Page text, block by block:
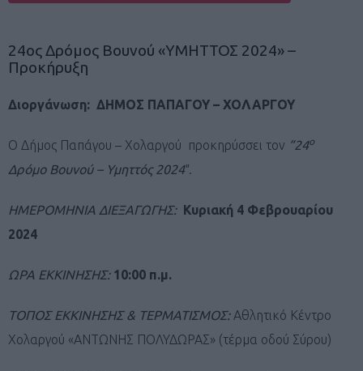
24ος Δρόμος Βουνού «ΥΜΗΤΤΟΣ 2024» –
Προκήρυξη
Διοργάνωση: ΔΗΜΟΣ ΠΑΠΑΓΟΥ – ΧΟΛΑΡΓΟΥ
Ο Δήμος Παπάγου – Χολαργού προκηρύσσει τον “24ο
Δρόμο Βουνού – Υμηττός 2024″.
ΗΜΕΡΟΜΗΝΙΑ ΔΙΕΞΑΓΩΓΗΣ: Κυριακή 4 Φεβρουαρίου
2024
ΩΡΑ ΕΚΚΙΝΗΣΗΣ: 10:00 π.μ.
ΤΟΠΟΣ ΕΚΚΙΝΗΣΗΣ & ΤΕΡΜΑΤΙΣΜΟΣ:Αθλητικό Κέντρο
Χολαργού «ΑΝΤΩΝΗΣ ΠΟΛΥΔΩΡΑΣ» (τέρμα οδού Σύρου)